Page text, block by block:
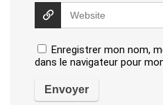
Enregistrer mon nom,
dans le navigateur pour